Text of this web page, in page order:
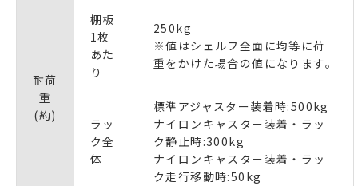
耐荷
重
(約)
棚板
1枚
あた
り
250kg
※値はシェルフ全面に均等に荷
重をかけた場合の値になります。
ラッ
ク全
体
標準アジャスター装着時:500kg
ナイロンキャスター装着・ラッ
ク静止時:300kg
ナイロンキャスター装着・ラッ
ク走行移動時:50kg